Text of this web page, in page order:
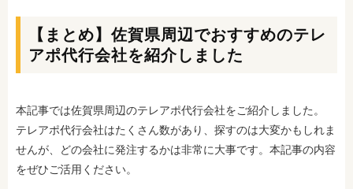
【まとめ】佐賀県周辺でおすすめのテレ
アポ代行会社を紹介しました
本記事では佐賀県周辺のテレアポ代行会社をご紹介しました。
テレアポ代行会社はたくさん数があり、探すのは大変かもしれま
せんが、どの会社に発注するかは非常に大事です。本記事の内容
をぜひご活用ください。